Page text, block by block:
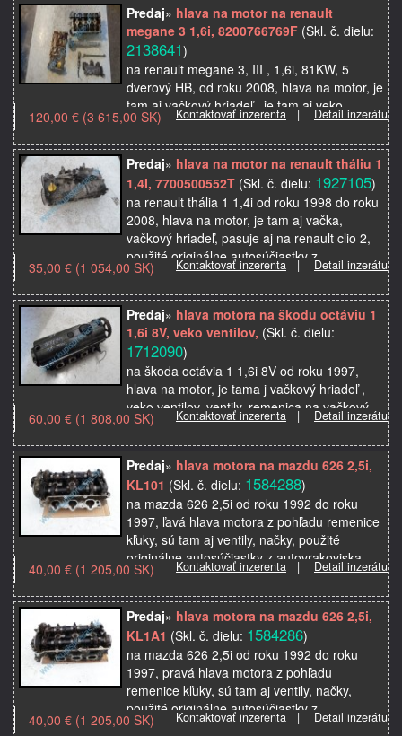
Predaj» hlava na motor na renault
megane 3 1,6i, 8200766769F (Skl. č. dielu:
2138641)
na renault megane 3, III , 1,6i, 81KW, 5
dverový HB, od roku 2008, hlava na motor, je
tam aj vačkový hriadeľ , je tam aj veko
ventilov, víčko, použité originálne
autosúčiastky …
Kontaktovať inzerenta | Detail inzerátu
120,00 € (3 615,00 SK)
Predaj» hlava na motor na renault tháliu 1
1,4I, 7700500552T (Skl. č. dielu: 1927105)
na renault thália 1 1,4i od roku 1998 do roku
2008, hlava na motor, je tam aj vačka,
vačkový hriadeľ, pasuje aj na renault clio 2,
použité originálne autosúčiastky z
autovrakoviskaKontaktovať inzerenta | Detail inzerátu
35,00 € (1 054,00 SK)
Predaj» hlava motora na škodu octáviu 1
1,6i 8V, veko ventilov, (Skl. č. dielu:
1712090)
na škoda octávia 1 1,6i 8V od roku 1997,
hlava na motor, je tama j vačkový hriadeľ ,
veko ventilov, ventily, remenica na vačkový
hriadeľ, pasuje aj na vw volkswagen golf 4,
seat l…
Kontaktovať inzerenta | Detail inzerátu
60,00 € (1 808,00 SK)
Predaj» hlava motora na mazdu 626 2,5i,
KL101 (Skl. č. dielu: 1584288)
na mazda 626 2,5i od roku 1992 do roku
1997, ľavá hlava motora z pohľadu remenice
kľuky, sú tam aj ventily, načky, použité
originálne autosúčiastky z autovrakoviska
Kontaktovať inzerenta | Detail inzerátu
40,00 € (1 205,00 SK)
Predaj» hlava motora na mazdu 626 2,5i,
KL1A1 (Skl. č. dielu: 1584286)
na mazda 626 2,5i od roku 1992 do roku
1997, pravá hlava motora z pohľadu
remenice kľuky, sú tam aj ventily, načky,
použité originálne autosúčiastky z
autovrakoviskaKontaktovať inzerenta | Detail inzerátu
40,00 € (1 205,00 SK)